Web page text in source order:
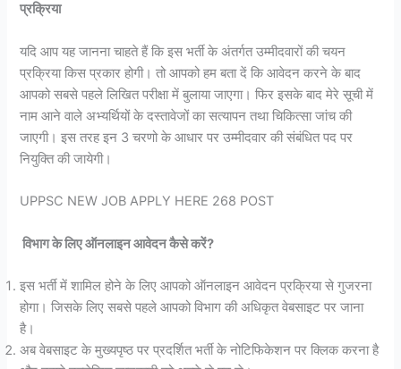
प्रक्रिया
यदि आप यह जानना चाहते हैं कि इस भर्ती के अंतर्गत उम्मीदवारों की चयन
प्रक्रिया किस प्रकार होगी। तो आपको हम बता दें कि आवेदन करने के बाद
आपको सबसे पहले लिखित परीक्षा में बुलाया जाएगा। फिर इसके बाद मेरे सूची में
नाम आने वाले अभ्यर्थियों के दस्तावेजों का सत्यापन तथा चिकित्सा जांच की
जाएगी। इस तरह इन 3 चरणो के आधार पर उम्मीदवार की संबंधित पद पर
नियुक्ति की जायेगी।
UPPSC NEW JOB APPLY HERE 268 POST
विभाग के लिए ऑनलाइन आवेदन कैसे करें?
इस भर्ती में शामिल होने के लिए आपको ऑनलाइन आवेदन प्रक्रिया से गुजरना
होगा। जिसके लिए सबसे पहले आपको विभाग की अधिकृत वेबसाइट पर जाना
है।
अब वेबसाइट के मुख्यपृष्ठ पर प्रदर्शित भर्ती के नोटिफिकेशन पर क्लिक करना है